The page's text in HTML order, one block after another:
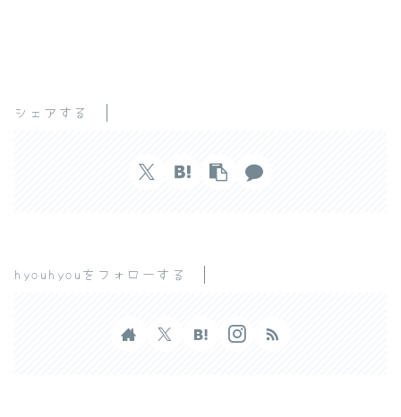
シェアする
hyouhyouをフォローする